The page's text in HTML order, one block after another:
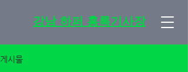
강남 하퍼 홍록기사장
게시물